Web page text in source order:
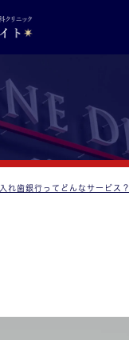
入れ歯銀行ってどんなサービス？